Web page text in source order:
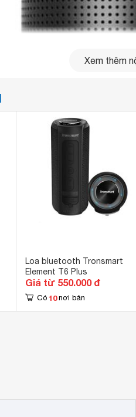
chân thật nhất cũng
mang đến âm thanh vô
Xem thêm
Loa bluetooth Tronsmart
Element T6 Plus
Giá từ 550.000 đ
Có 10 nơi bán